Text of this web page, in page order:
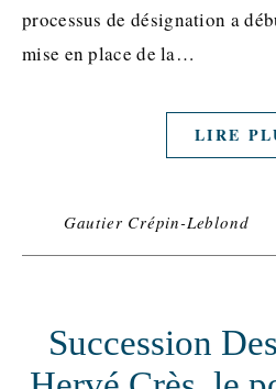
processus de désignation a
mise en place de la…
LIRE
Gautier Crépin-Leblond
Succession